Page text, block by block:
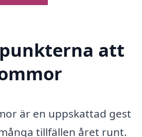
att
är en uppskattad gest
tillfällen året runt.